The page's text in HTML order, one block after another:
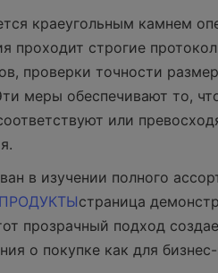
краеугольным камнем
проходит строгие
проверки точности
меры обеспечивают то,
или
в изучении полного
ПРОДУКТЫстраница
прозрачный подход
о покупке как для